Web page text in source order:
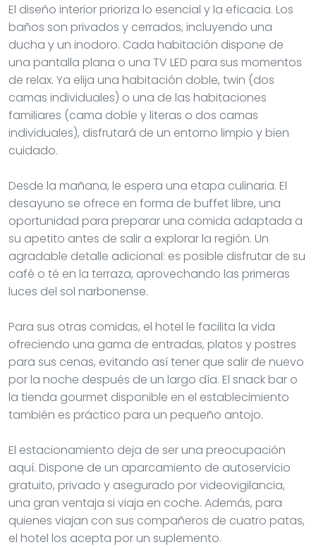
El diseño interior prioriza lo esencial y la eficacia. Los
baños son privados y cerrados, incluyendo una
ducha y un inodoro. Cada habitación dispone de
una pantalla plana o una TV LED para sus momentos
de relax. Ya elija una habitación doble, twin (dos
camas individuales) o una de las habitaciones
familiares (cama doble y literas o dos camas
individuales), disfrutará de un entorno limpio y bien
cuidado.
Desde la mañana, le espera una etapa culinaria. El
desayuno se ofrece en forma de buffet libre, una
oportunidad para preparar una comida adaptada a
su apetito antes de salir a explorar la región. Un
agradable detalle adicional: es posible disfrutar de su
café o té en la terraza, aprovechando las primeras
luces del sol narbonense.
Para sus otras comidas, el hotel le facilita la vida
ofreciendo una gama de entradas, platos y postres
para sus cenas, evitando así tener que salir de nuevo
por la noche después de un largo día. El snack bar o
la tienda gourmet disponible en el establecimiento
también es práctico para un pequeño antojo.
El estacionamiento deja de ser una preocupación
aquí. Dispone de un aparcamiento de autoservicio
gratuito, privado y asegurado por videovigilancia,
una gran ventaja si viaja en coche. Además, para
quienes viajan con sus compañeros de cuatro patas,
el hotel los acepta por un suplemento.